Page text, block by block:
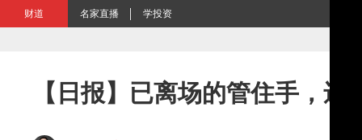
财道 名家直播 学投资
【日报】已离场的管住手，还